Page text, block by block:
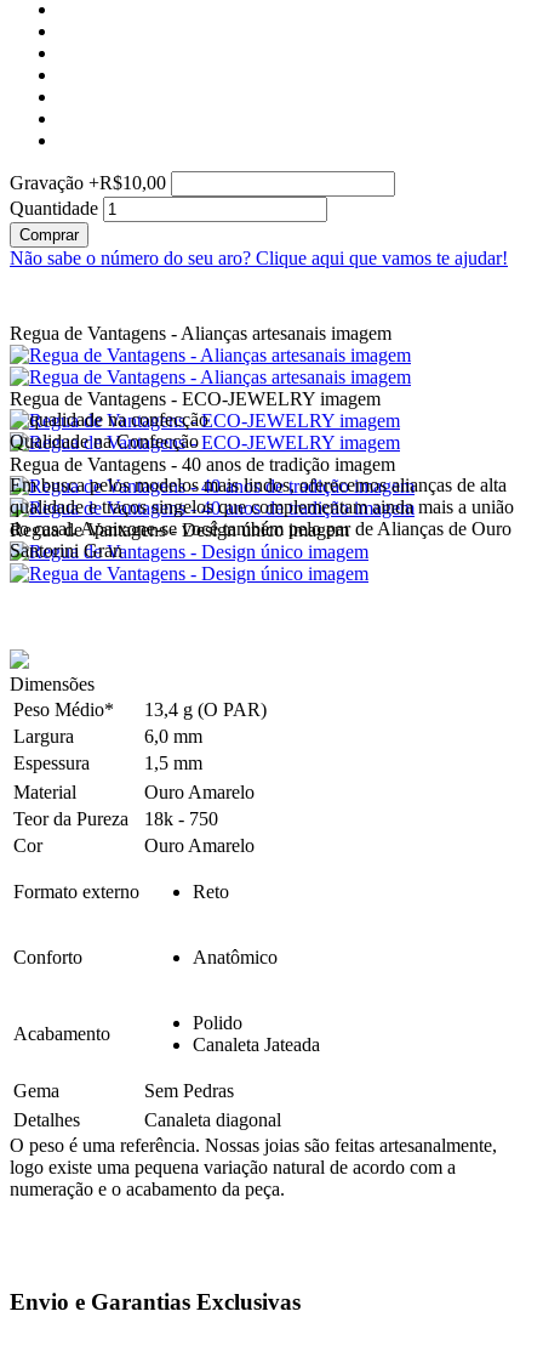
Gravação +R$10,00
Quantidade
Comprar
Não sabe o número do seu aro? Clique aqui que vamos te ajudar!
Regua de Vantagens - Alianças artesanais imagem
Regua de Vantagens - ECO-JEWELRY imagem
Regua de Vantagens - 40 anos de tradição imagem
Regua de Vantagens - Design único imagem
Qualidade na Confecção
Em busca pelos modelos mais lindos, oferecemos alianças de alta
qualidade e traços singelos que complementam ainda mais a união
do casal. Apaixone-se você também pelo par de Alianças de Ouro
Santorini Gran
Dimensões
Peso Médio*
13,4 g (O PAR)
Largura
6,0 mm
Espessura
1,5 mm
Material
Ouro Amarelo
Teor da Pureza
18k - 750
Cor
Ouro Amarelo
Formato externo Reto
Conforto Anatômico
Acabamento
Polido
Canaleta Jateada
Gema
Sem Pedras
Detalhes
Canaleta diagonal
O peso é uma referência. Nossas joias são feitas artesanalmente,
logo existe uma pequena variação natural de acordo com a
numeração e o acabamento da peça.
Envio e Garantias Exclusivas